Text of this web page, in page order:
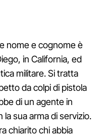
nome e cognome è
in California, ed
militare. Si tratta
da colpi di pistola
di un agente in
sua arma di servizio.
chiarito chi abbia